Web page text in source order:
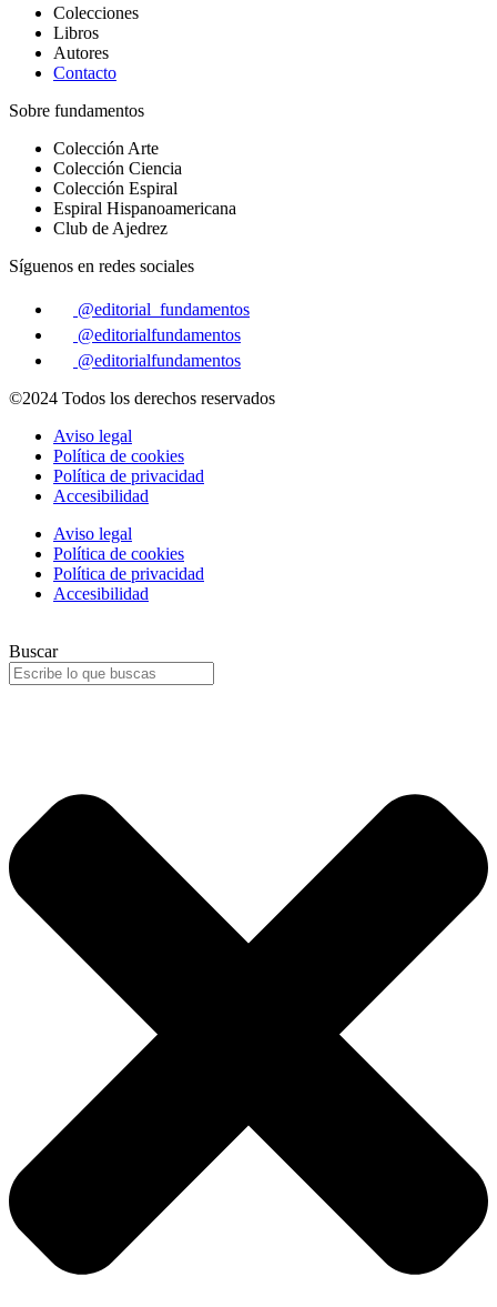
Colecciones
Libros
Autores
Contacto
Sobre fundamentos
Colección Arte
Colección Ciencia
Colección Espiral
Espiral Hispanoamericana
Club de Ajedrez
Síguenos en redes sociales
@editorial_fundamentos
@editorialfundamentos
@editorialfundamentos
©2024 Todos los derechos reservados
Aviso legal
Política de cookies
Política de privacidad
Accesibilidad
Aviso legal
Política de cookies
Política de privacidad
Accesibilidad
Buscar